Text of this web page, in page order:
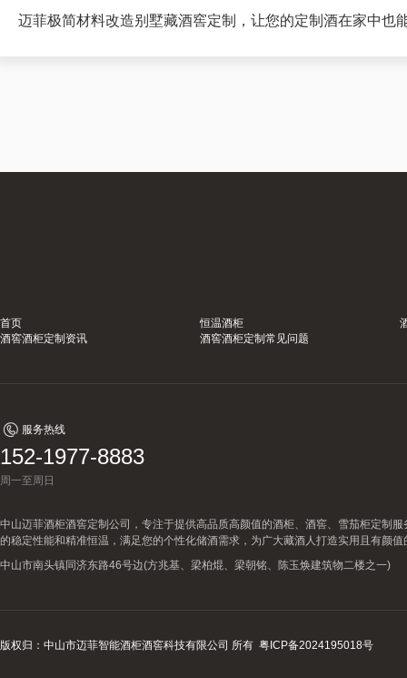
迈菲极简材料改造别墅藏酒窖定制，让您的定制酒在家中也
首页 恒温酒柜
酒窖酒柜定制资讯
酒窖酒柜定制常见问题
服务热线
152-1977-8883
周一至周日
中山迈菲酒柜酒窖定制公司，专注于提供高品质高颜值的酒柜、酒窖、雪茄柜定制
的稳定性能和精准恒温，满足您的个性化储酒需求，为广大藏酒人打造实用且有颜值
中山市南头镇同济东路46号边(方兆基、梁柏焜、梁朝铭、陈玉焕建筑物二楼之一)
版权归：中山市迈菲智能酒柜酒窖科技有限公司 所有 粤ICP备2024195018号